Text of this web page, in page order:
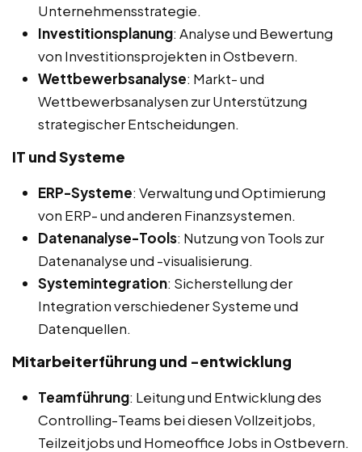
Unternehmensstrategie.
Investitionsplanung: Analyse und Bewertung
von Investitionsprojekten in Ostbevern.
Wettbewerbsanalyse: Markt- und
Wettbewerbsanalysen zur Unterstützung
strategischer Entscheidungen.
IT und Systeme
ERP-Systeme: Verwaltung und Optimierung
von ERP- und anderen Finanzsystemen.
Datenanalyse-Tools: Nutzung von Tools zur
Datenanalyse und -visualisierung.
Systemintegration: Sicherstellung der
Integration verschiedener Systeme und
Datenquellen.
Mitarbeiterführung und -entwicklung
Teamführung: Leitung und Entwicklung des
Controlling-Teams bei diesen Vollzeitjobs,
Teilzeitjobs und Homeoffice Jobs in Ostbevern.